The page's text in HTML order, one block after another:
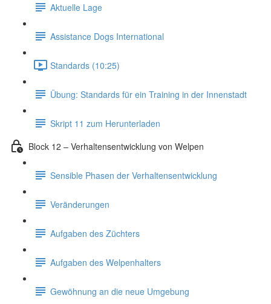
Aktuelle Lage
Assistance Dogs International
Standards (10:25)
Übung: Standards für ein Training in der Innenstadt
Skript 11 zum Herunterladen
Block 12 – Verhaltensentwicklung von Welpen
Sensible Phasen der Verhaltensentwicklung
Veränderungen
Aufgaben des Züchters
Aufgaben des Welpenhalters
Gewöhnung an die neue Umgebung